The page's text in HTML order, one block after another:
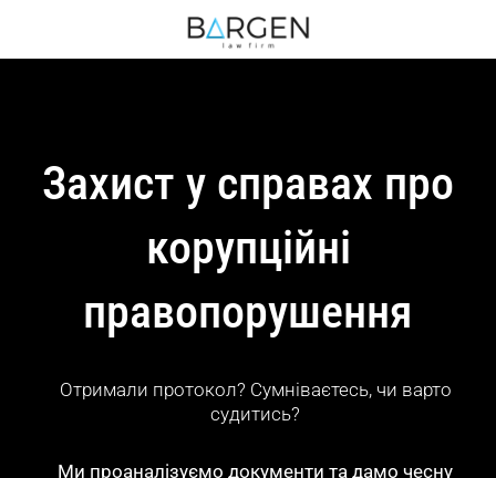
Захист у справах про
корупційні
правопорушення
Отримали протокол? Сумніваєтесь, чи варто
судитись?
Ми проаналізуємо документи та дамо чесну